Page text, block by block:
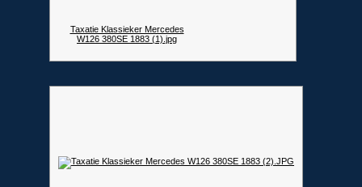
Taxatie Klassieker Mercedes
W126 380SE 1883 (1).jpg